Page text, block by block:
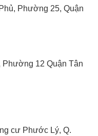
Phường 25, Quận
Phường 12 Quận Tân
cư Phước Lý, Q.